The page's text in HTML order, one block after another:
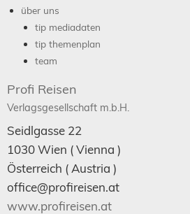
über uns
tip mediadaten
tip themenplan
team
Profi Reisen
Verlagsgesellschaft m.b.H.
Seidlgasse 22
1030Wien ( Vienna )
Österreich ( Austria )
office@profireisen.at
www.profireisen.at